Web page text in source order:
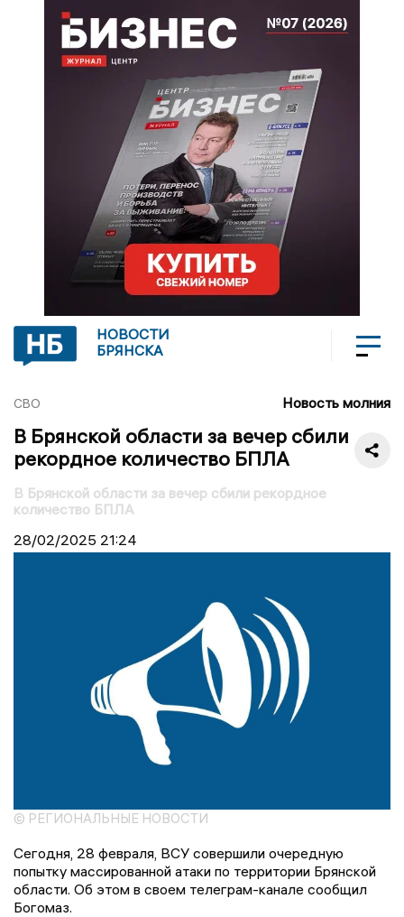
НОВОСТИ
БРЯНСКА
СВО Новость молния
В Брянской области за вечер сбили
рекордное количество БПЛА
В Брянской области за вечер сбили рекордное
количество БПЛА
28/02/2025 21:24
© РЕГИОНАЛЬНЫЕ НОВОСТИ
Сегодня, 28 февраля, ВСУ совершили очередную
попытку массированной атаки по территории Брянской
области. Об этом в своем телеграм-канале сообщил
Богомаз.